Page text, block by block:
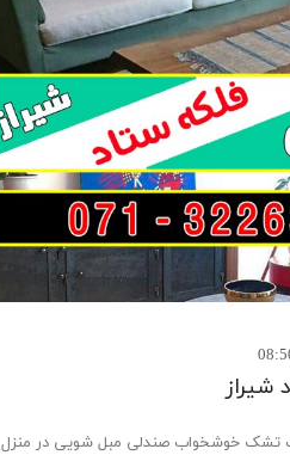
شیراز
خوشخواب صندلی مبل شویی در منزل